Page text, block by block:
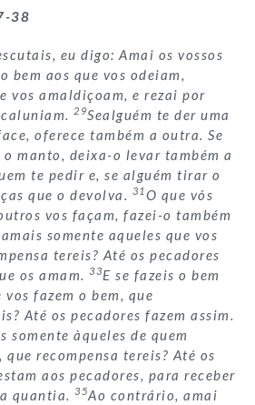
38
eu digo: Amai os vossos
bem aos que vos odeiam,
vos amaldiçoam, e rezai por
29Sealguém te der uma
oferece também a outra. Se
manto, deixa-o levar também a
te pedir e, se alguém tirar o
que o devolva. 31 O que vós
vos façam, fazei-o também
somente aqueles que vos
tereis? Até os pecadores
os amam. 33E se fazeis o bem
vos fazem o bem, que
Até os pecadores fazem assim.
somente àqueles de quem
que recompensa tereis? Até os
aos pecadores, para receber
quantia. 35Ao contrário, amai